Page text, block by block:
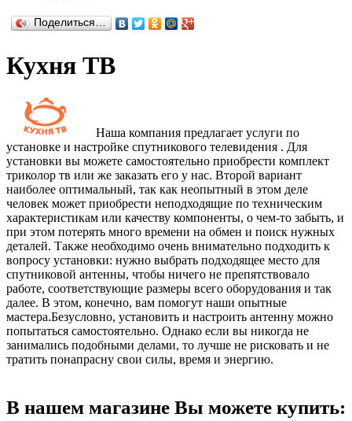
Поделиться…
Кухня ТВ
Наша компания предлагает услуги по
установке и настройке спутникового телевидения . Для
установки вы можете самостоятельно приобрести комплект
триколор тв или же заказать его у нас. Второй вариант
наиболее оптимальный, так как неопытный в этом деле
человек может приобрести неподходящие по техническим
характеристикам или качеству компоненты, о чем-то забыть, и
при этом потерять много времени на обмен и поиск нужных
деталей. Также необходимо очень внимательно подходить к
вопросу установки: нужно выбрать подходящее место для
спутниковой антенны, чтобы ничего не препятствовало
работе, соответствующие размеры всего оборудования и так
далее. В этом, конечно, вам помогут наши опытные
мастера.Безусловно, установить и настроить антенну можно
попытаться самостоятельно. Однако если вы никогда не
занимались подобными делами, то лучше не рисковать и не
тратить понапрасну свои силы, время и энергию.
В нашем магазине Вы можете купить: